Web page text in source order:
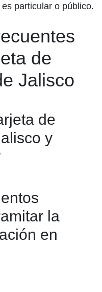
es particular o público.
de
Jalisco
de
y
en el padrón
obligatoria
trámites
tenencia.
la
en